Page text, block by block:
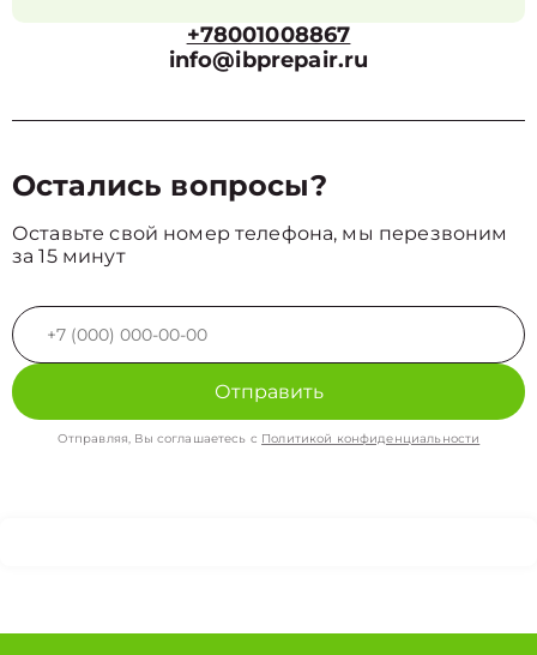
+78001008867
info@ibprepair.ru
Остались вопросы?
Оставьте свой номер телефона, мы перезвоним
за 15 минут
Отправить
Отправляя, Вы соглашаетесь с Политикой конфиденциальности